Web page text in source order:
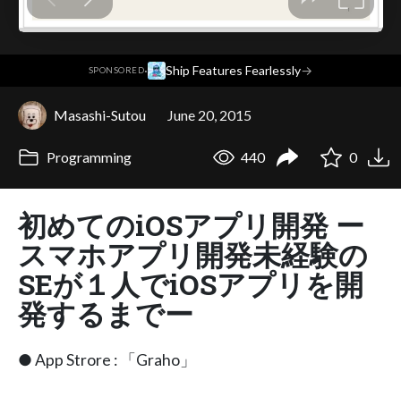
SPONSORED· Ship Features Fearlessly→
Masashi-Sutou June 20, 2015
Programming 440 0
初めてのiOSアプリ開発 ー
スマホアプリ開発未経験の
SEが１人でiOSアプリを開
発するまでー
● App Strore : 「Graho」